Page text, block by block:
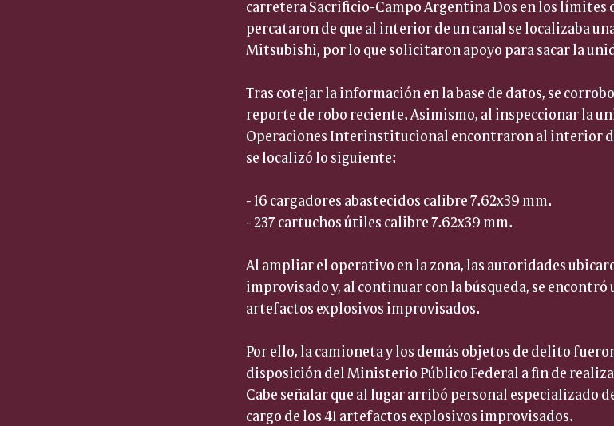
carretera Sacrificio-Campo Argentina Dos en los límites
percataron de que al interior de un canal se localizaba
Mitsubishi, por lo que solicitaron apoyo para sacar la
Tras cotejar la información en la base de datos, se
reporte de robo reciente. Asimismo, al inspeccionar la
Operaciones Interinstitucional encontraron al interior
se localizó lo siguiente:
- 16 cargadores abastecidos calibre 7.62x39 mm.
- 237 cartuchos útiles calibre 7.62x39 mm.
Al ampliar el operativo en la zona, las autoridades
improvisado y, al continuar con la búsqueda, se encontró
artefactos explosivos improvisados.
Por ello, la camioneta y los demás objetos de delito
disposición del Ministerio Público Federal a fin de
Cabe señalar que al lugar arribó personal especializado
cargo de los 41 artefactos explosivos improvisados.